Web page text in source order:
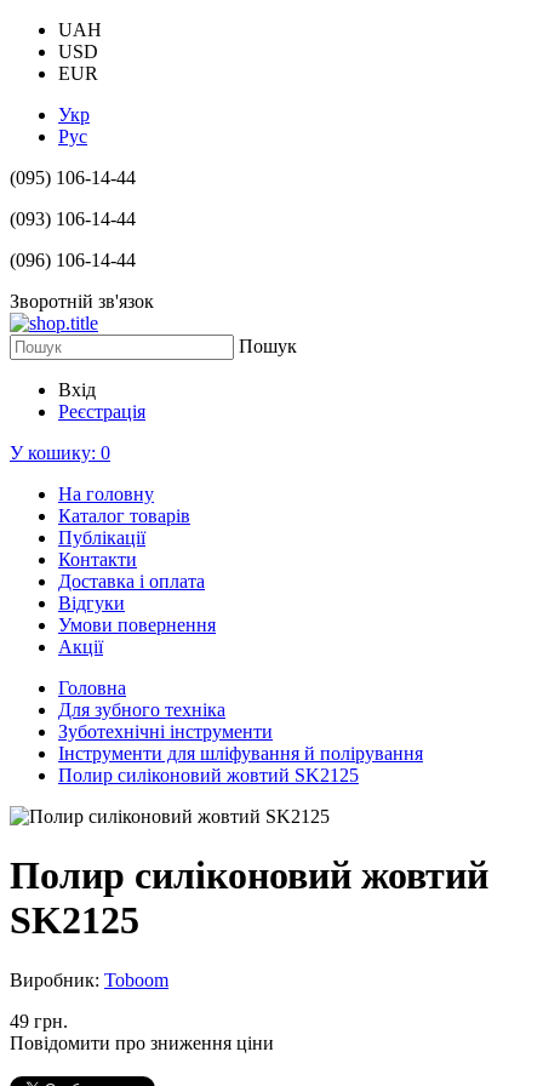
UAH
USD
EUR
Укр
Рус
(095) 106-14-44
(093) 106-14-44
(096) 106-14-44
Зворотній зв'язок
Пошук
Вхід
Реєстрація
У кошику: 0
На головну
Каталог товарів
Публікації
Контакти
Доставка і оплата
Відгуки
Умови повернення
Акції
Головна
Для зубного техніка
Зуботехнічні інструменти
Інструменти для шліфування й полірування
Полир силіконовий жовтий SK2125
Полир силіконовий жовтий
SK2125
Виробник: Toboom
49 грн.
Повідомити про зниження ціни